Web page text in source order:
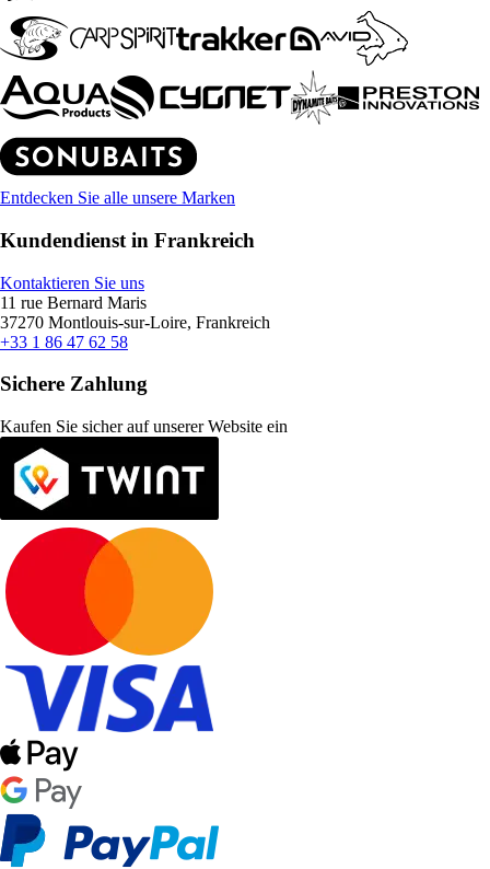
Entdecken Sie alle unsere Marken
Kundendienst in Frankreich
Kontaktieren Sie uns
11 rue Bernard Maris
37270 Montlouis-sur-Loire, Frankreich
+33 1 86 47 62 58
Sichere Zahlung
Kaufen Sie sicher auf unserer Website ein